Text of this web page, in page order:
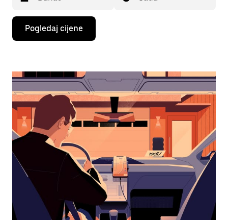
Pritisni
tipku
sa
za
s
kalendarom
odaberi
datum.
Pritisni
tipku
escape
zatvaranje
kalendara.
Pogledaj cijene